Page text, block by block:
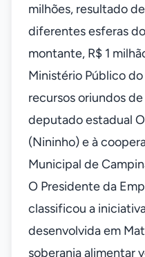
milhões, resultado
diferentes esferas
montante, R$ 1
Ministério Público
recursos oriundos
deputado estadual
(Nininho) e à
Municipal de
O Presidente da
classificou a
desenvolvida em
soberania alimentar